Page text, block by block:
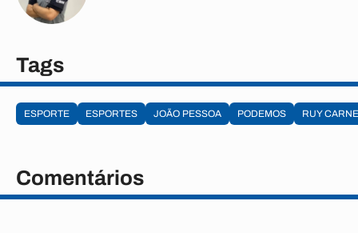
Tags
ESPORTE ESPORTES JOÃO PESSOA PODEMOS RUY
Comentários